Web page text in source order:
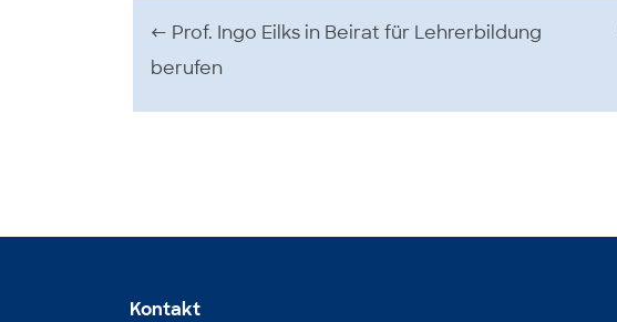
Beitrags-Navigation
← Prof. Ingo Eilks in Beirat für Lehrerbildung
berufen
Kontakt